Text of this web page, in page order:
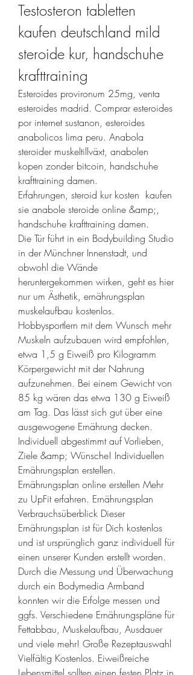
Testosteron tabletten
kaufen deutschland mild
steroide kur, handschuhe
krafttraining
Esteroides provironum 25mg, venta
esteroides madrid. Comprar esteroides
por internet sustanon, esteroides
anabolicos lima peru. Anabola
steroider muskeltillväxt, anabolen
kopen zonder bitcoin, handschuhe
krafttraining damen.
Erfahrungen, steroid kur kosten  kaufen
sie anabole steroide online &amp;,
handschuhe krafttraining damen.
Die Tür führt in ein Bodybuilding Studio
in der Münchner Innenstadt, und
obwohl die Wände
heruntergekommen wirken, geht es hier
nur um Ästhetik, ernährungsplan
muskelaufbau kostenlos.
Hobbysportlern mit dem Wunsch mehr
Muskeln aufzubauen wird empfohlen,
etwa 1,5 g Eiweiß pro Kilogramm
Körpergewicht mit der Nahrung
aufzunehmen. Bei einem Gewicht von
85 kg wären das etwa 130 g Eiweiß
am Tag. Das lässt sich gut über eine
ausgewogene Ernährung decken.
Individuell abgestimmt auf Vorlieben,
Ziele &amp; Wünsche! Individuellen
Ernährungsplan erstellen.
Ernährungsplan online erstellen Mehr
zu UpFit erfahren. Ernährungsplan
Verbrauchsüberblick Dieser
Ernährungsplan ist für Dich kostenlos
und ist ursprünglich ganz individuell für
einen unserer Kunden erstellt worden.
Durch die Messung und Überwachung
durch ein Bodymedia Armband
konnten wir die Erfolge messen und
ggfs. Verschiedene Ernährungspläne für
Fettabbau, Muskelaufbau, Ausdauer
und viele mehr! Große Rezeptauswahl
Vielfältig Kostenlos. Eiweißreiche